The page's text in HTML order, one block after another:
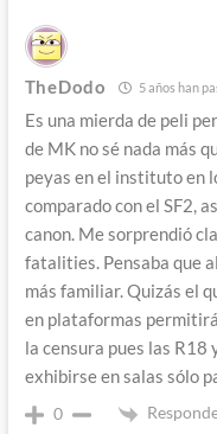
TheDodo 5 años han
Es una mierda de peli
de MK no sé nada más
peyas en el instituto en
comparado con el SF2,
canon. Me sorprendió
fatalities. Pensaba que
más familiar. Quizás el
en plataformas
la censura pues las
exhibirse en salas sólo
0